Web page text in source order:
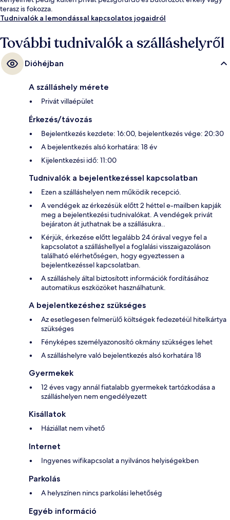
terasz is fokozza.
Tudnivalók a lemondással kapcsolatos jogaidról
További tudnivalók a szálláshelyről
Dióhéjban
A szálláshely mérete
Privát villaépület
Érkezés/távozás
Bejelentkezés kezdete: 16:00, bejelentkezés vége: 20:30
A bejelentkezés alsó korhatára: 18 év
Kijelentkezési idő: 11:00
Tudnivalók a bejelentkezéssel kapcsolatban
Ezen a szálláshelyen nem működik recepció.
A vendégek az érkezésük előtt 2 héttel e-mailben kapják
meg a bejelentkezési tudnivalókat. A vendégek privát
bejáraton át juthatnak be a szállásukra..
Kérjük, érkezése előtt legalább 24 órával vegye fel a
kapcsolatot a szálláshellyel a foglalási visszaigazoláson
található elérhetőségen, hogy egyeztessen a
bejelentkezéssel kapcsolatban.
A szálláshely által biztosított információk fordításához
automatikus eszközöket használhatunk.
A bejelentkezéshez szükséges
Az esetlegesen felmerülő költségek fedezetéül hitelkártya
szükséges
Fényképes személyazonosító okmány szükséges lehet
A szálláshelyre való bejelentkezés alsó korhatára 18
Gyermekek
12 éves vagy annál fiatalabb gyermekek tartózkodása a
szálláshelyen nem engedélyezett
Kisállatok
Háziállat nem vihető
Internet
Ingyenes wifikapcsolat a nyilvános helyiségekben
Parkolás
A helyszínen nincs parkolási lehetőség
Egyéb információ